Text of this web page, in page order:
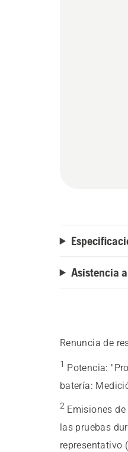
Asistencia
Renuncia de
1 Potencia:
batería:
2 Emisiones de
las pruebas
representativo